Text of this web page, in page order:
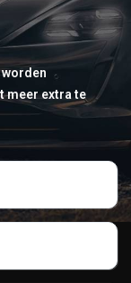
worden
meer extra te